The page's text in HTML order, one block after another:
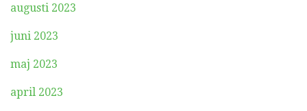
augusti 2023
juni 2023
maj 2023
april 2023